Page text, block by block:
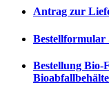
Antrag zur
Bestellformular
Bestellung Bio-